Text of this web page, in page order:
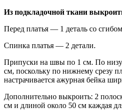
Из подкладочной ткани
Перед платья — 1 деталь со сгибом
Спинка платья — 2 детали.
Припуски на швы по 1 см. По низу
см, поскольку по нижнему срезу
настрачивается ажурная бейка
Дополнительно выкроить: 2
см и длиной около 50 см каждая